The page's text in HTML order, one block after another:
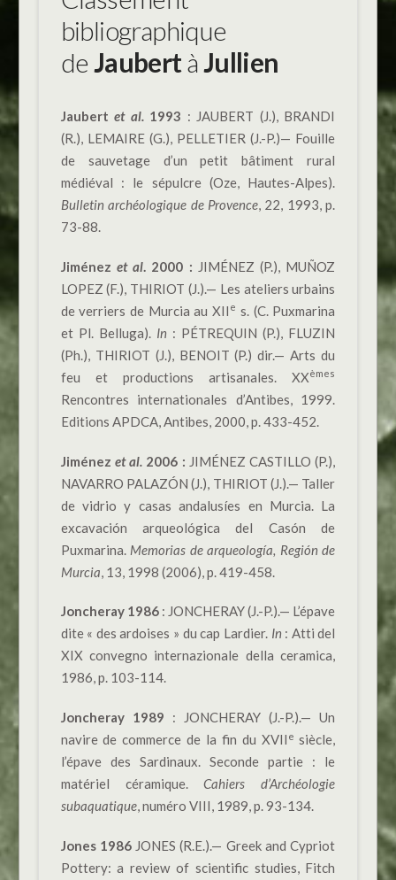
bibliographique
deJaubertàJullien
Jaubertet al. 1993 : JAUBERT (J.), BRANDI
(R.), LEMAIRE (G.), PELLETIER (J.-P.)— Fouille
de sauvetage d’un petit bâtiment rural
médiéval : le sépulcre (Oze, Hautes-Alpes).
Bulletin archéologique de Provence, 22, 1993, p.
73-88.
Jiménez et al. 2000 : JIMÉNEZ (P.), MUÑOZ
LOPEZ (F.), THIRIOT (J.).— Les ateliers urbains
de verriers de Murcia au XII e s. (C. Puxmarina
et Pl. Belluga). In : PÉTREQUIN (P.), FLUZIN
(Ph.), THIRIOT (J.), BENOIT (P.) dir.— Arts du
feu et productions artisanales. XXèmes
Rencontres internationales d’Antibes, 1999.
Editions APDCA, Antibes, 2000, p. 433-452.
Jiménez et al. 2006 : JIMÉNEZ CASTILLO (P.),
NAVARRO PALAZÓN (J.), THIRIOT (J.).— Taller
de vidrio y casas andalusíes en Murcia. La
excavación arqueológica del Casón de
Puxmarina. Memorias de arqueología, Región de
Murcia, 13, 1998 (2006), p. 419-458.
Joncheray 1986: JONCHERAY (J.-P.).— L’épave
dite « des ardoises » du cap Lardier.In : Atti del
XIX convegno internazionale della ceramica,
1986, p. 103-114.
Joncheray 1989 : JONCHERAY (J.-P.).— Un
navire de commerce de la fin du XVII e siècle,
l’épave des Sardinaux. Seconde partie : le
matériel céramique.Cahiers d’Archéologie
subaquatique, numéro VIII, 1989, p. 93-134.
Jones 1986 JONES (R.E.).— Greek and Cypriot
Pottery: a review of scientific studies, Fitch